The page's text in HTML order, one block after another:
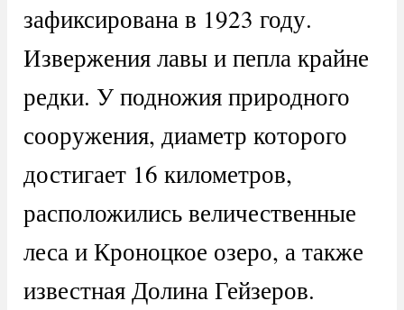
зафиксирована в 1923 году.
Извержения лавы и пепла крайне
редки. У подножия природного
сооружения, диаметр которого
достигает 16 километров,
расположились величественные
леса и Кроноцкое озеро, а также
известная Долина Гейзеров.